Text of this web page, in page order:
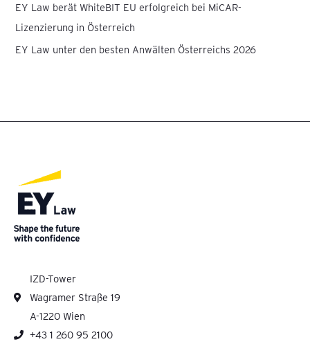
EY Law berät WhiteBIT EU erfolgreich bei MiCAR-
Lizenzierung in Österreich
EY Law unter den besten Anwälten Österreichs 2026
IZD-Tower
Wagramer Straße 19
A-1220 Wien
+43 1 260 95 2100